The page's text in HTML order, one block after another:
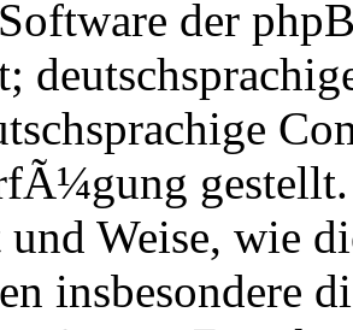
der
Weise, wie
insbesondere